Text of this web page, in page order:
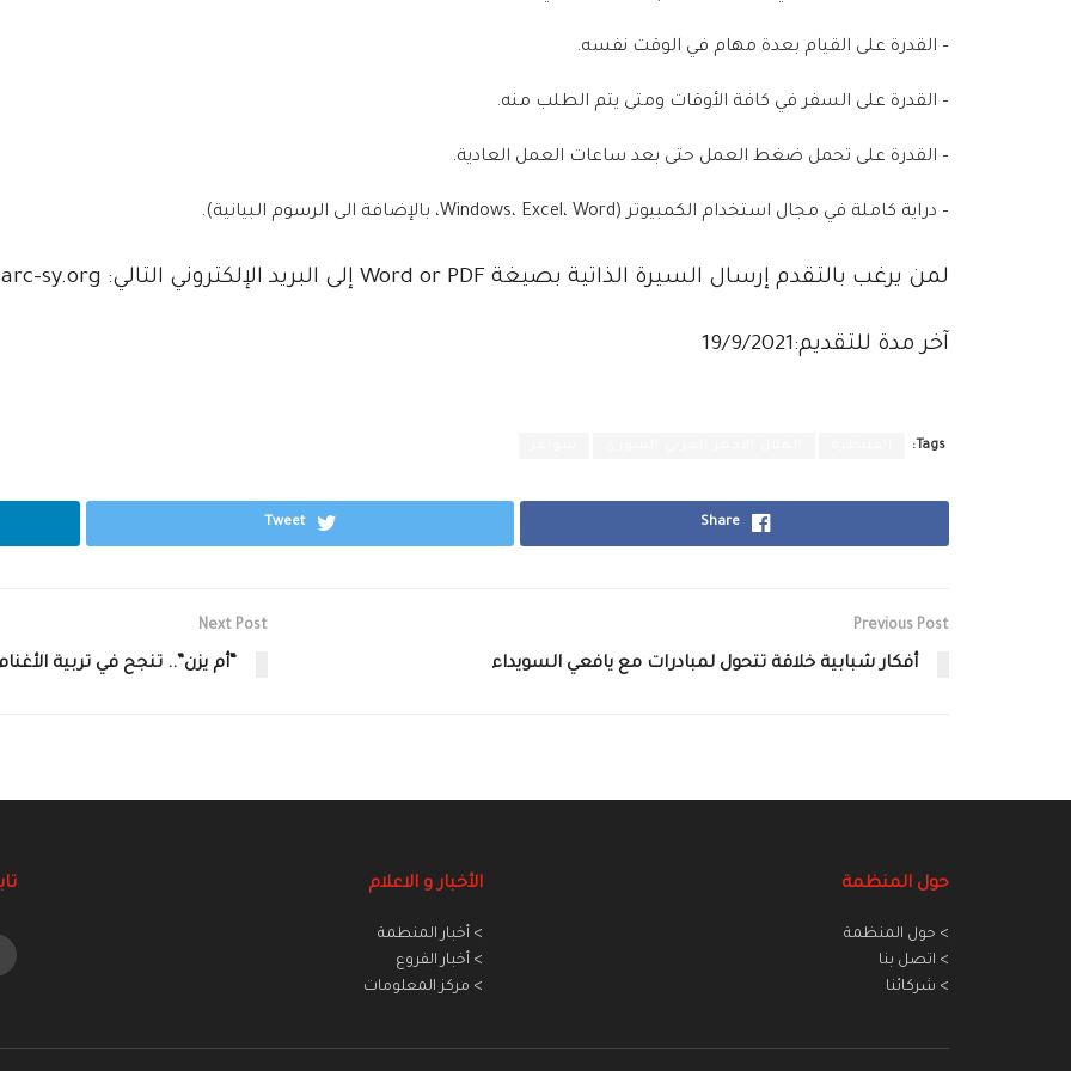
– القدرة على القيام بعدة مهام في الوقت نفسه.
– القدرة على السفر في كافة الأوقات ومتى يتم الطلب منه.
– القدرة على تحمل ضغط العمل حتى بعد ساعات العمل العادية.
– دراية كاملة في مجال استخدام الكمبيوتر (Windows، Excel، Word، بالإضافة الى الرسوم البيانية).
لمن يرغب بالتقدم إرسال السيرة الذاتية بصيغة Word or PDF إلى البريد الإلكتروني التالي: qun.career@sarc-sy.org
آخر مدة للتقديم:19/9/2021
Tags:
Share
Tweet
Previous Post
أفكار شبابية خلاقة تتحول لمبادرات مع يافعي السويداء
Next Post
“أم يزن”.. تنجح في تربية
حول المنظمة
> حول المنظمة
> اتصل بنا
> شركائنا
الأخبار و الاعلام
> أخبار المنطمة
> أخبار الفروع
> مركز المعلومات